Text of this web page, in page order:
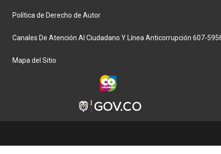
Política de Derecho de Autor
Canales De Atención Al Ciudadano Y Línea Anticorrupción 607-
Mapa del Sitio